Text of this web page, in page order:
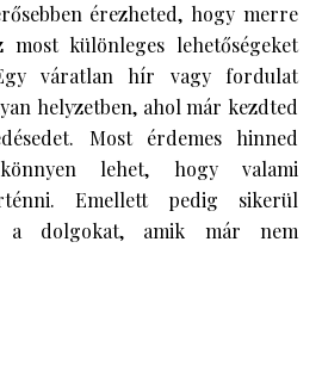
érezheted, hogy merre
különleges lehetőségeket
váratlan hír vagy fordulat
helyzetben, ahol már kezdted
Most érdemes hinned
lehet, hogy valami
Emellett pedig sikerül
a dolgokat, amik már nem